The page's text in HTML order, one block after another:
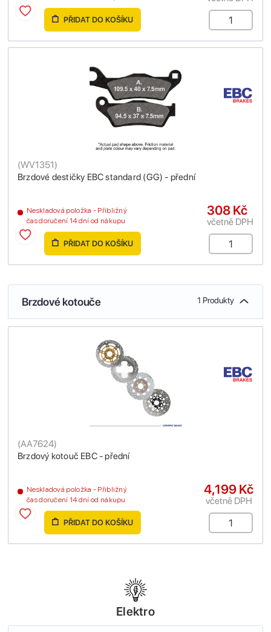
PŘIDAT DO KOŠÍKU
Brzdové destičky EBC standard (GG) - přední
(WV1351)
Neskladová položka - Přibližný
čas doručení 14 dní od nákupu
308 Kč
včetně DPH
PŘIDAT DO KOŠÍKU
Brzdové kotouče 1 Produkty
Brzdový kotouč EBC - přední
(AA7624)
Neskladová položka - Přibližný
čas doručení 14 dní od nákupu
4,199 Kč
včetně DPH
PŘIDAT DO KOŠÍKU
Elektro